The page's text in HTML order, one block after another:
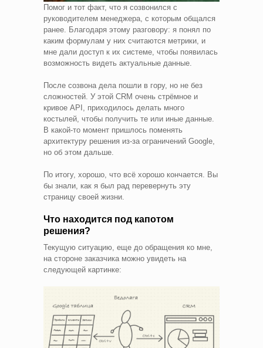
Помог и тот факт, что я созвонился с
руководителем менеджера, с которым общался
ранее. Благодаря этому разговору: я понял по
каким формулам у них считаются метрики, и
мне дали доступ к их системе, чтобы появилась
возможность видеть актуальные данные.
После созвона дела пошли в гору, но не без
сложностей. У этой CRM очень стрёмное и
кривое API, приходилось делать много
костылей, чтобы получить те или иные данные.
В какой-то момент пришлось поменять
архитектуру решения из-за ограничений Google,
но об этом дальше.
По итогу, хорошо, что всё хорошо кончается. Вы
бы знали, как я был рад перевернуть эту
страницу своей жизни.
Что находится под капотом
решения?
Текущую ситуацию, еще до обращения ко мне,
на стороне заказчика можно увидеть на
следующей картинке: